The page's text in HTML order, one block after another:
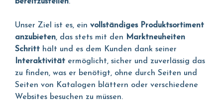
Unser Ziel ist es, ein vollständiges Produktsortiment
anzubieten, das stets mit den
Marktneuheiten
Schritt hält und es dem Kunden dank seiner
Interaktivität ermöglicht, sicher und zuverlässig das
zu finden, was er benötigt, ohne durch Seiten und
Seiten von Katalogen blättern oder verschiedene
Websites besuchen zu müssen.